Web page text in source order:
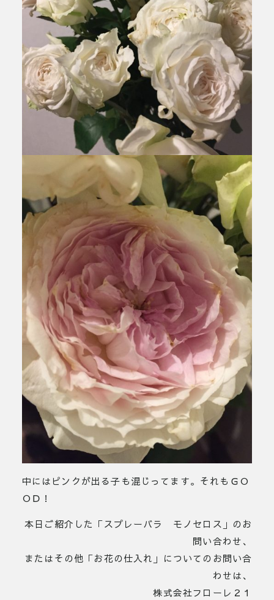
中にはピンクが出る子も混じってます。それもＧＯ
ＯＤ！
本日ご紹介した「スプレーバラ モノセロス」のお
問い合わせ、
またはその他「お花の仕入れ」についてのお問い合
わせは、
株式会社フローレ２１